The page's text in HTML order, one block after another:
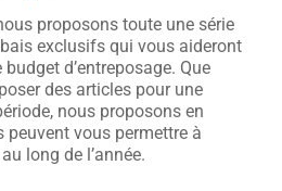
proposons toute une série
exclusifs qui vous aideront
d’entreposage. Que
des articles pour une
nous proposons en
peuvent vous permettre à
long de l’année.